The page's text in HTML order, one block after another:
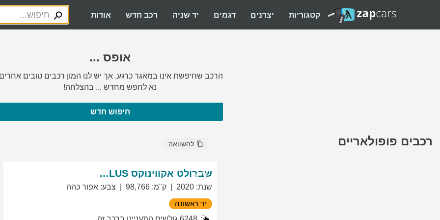
קטגוריות יצרנים דגמים יד שניה רכב חדש אודות
אופס ...
הרכב שחיפשת אינו במאגר כרגע, אך יש לנו המון רכבים טובים
נא לחפש מחדש ... בהצלחה!
חיפוש חדש
רכבים פופולאריים להשוואה
שברולט אקווינוקס LT PLUS
שנת:
2020 ק"מ:
98,766 צבע: אפור כהה
יד ראשונה